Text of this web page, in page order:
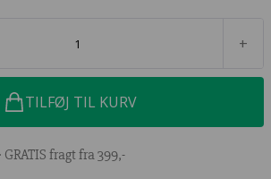
+
TILFØJ TIL KURV
fragt fra 399,-